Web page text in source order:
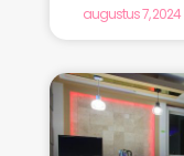
augustus 7, 2024